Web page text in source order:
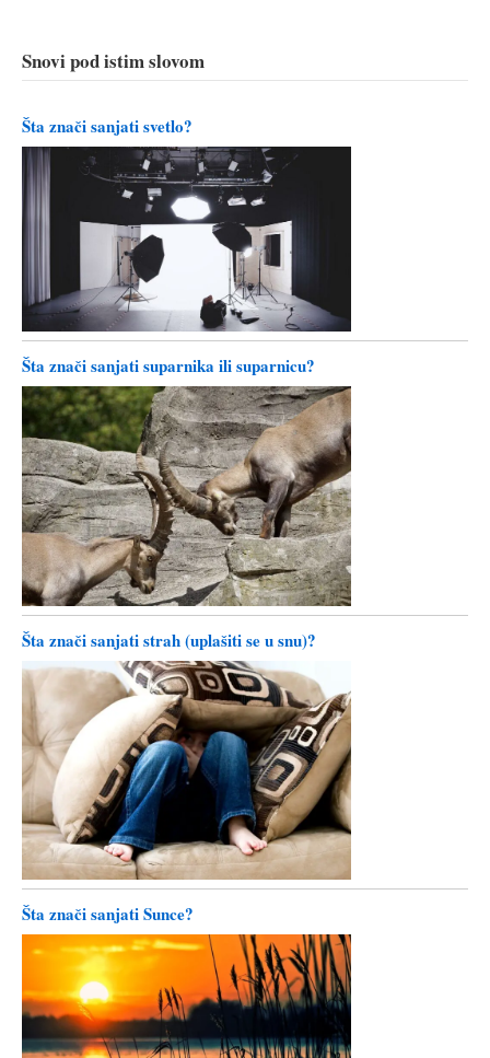
Snovi pod istim slovom
Šta znači sanjati svetlo?
Šta znači sanjati suparnika ili suparnicu?
Šta znači sanjati strah (uplašiti se u snu)?
Šta znači sanjati Sunce?